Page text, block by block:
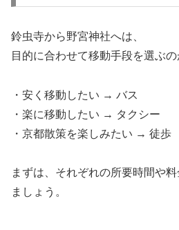
鈴虫寺から野宮神社へは、
目的に合わせて移動手段を選ぶの
・安く移動したい → バス
・楽に移動したい → タクシー
・京都散策を楽しみたい → 徒歩
まずは、それぞれの所要時間や
ましょう。